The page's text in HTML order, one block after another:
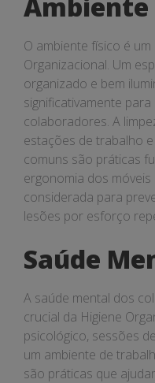
O ambiente físico é
Organizacional. Um
organizado e bem
significativamente
colaboradores. A
estações de trabalho
comuns são práticas
ergonomia dos
considerada para
lesões por esforço
Saúde
A saúde mental dos
crucial da Higiene
psicológico, sessões
um ambiente de
são práticas que